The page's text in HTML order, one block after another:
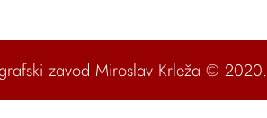
zavod Miroslav Krleža © 2020.